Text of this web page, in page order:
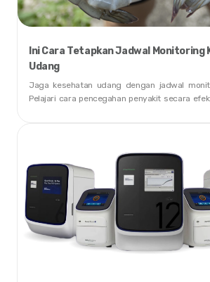
Ini Cara Tetapkan Jadwal Monitoring
Udang
Jaga kesehatan udang dengan jadwal
Pelajari cara pencegahan penyakit secara